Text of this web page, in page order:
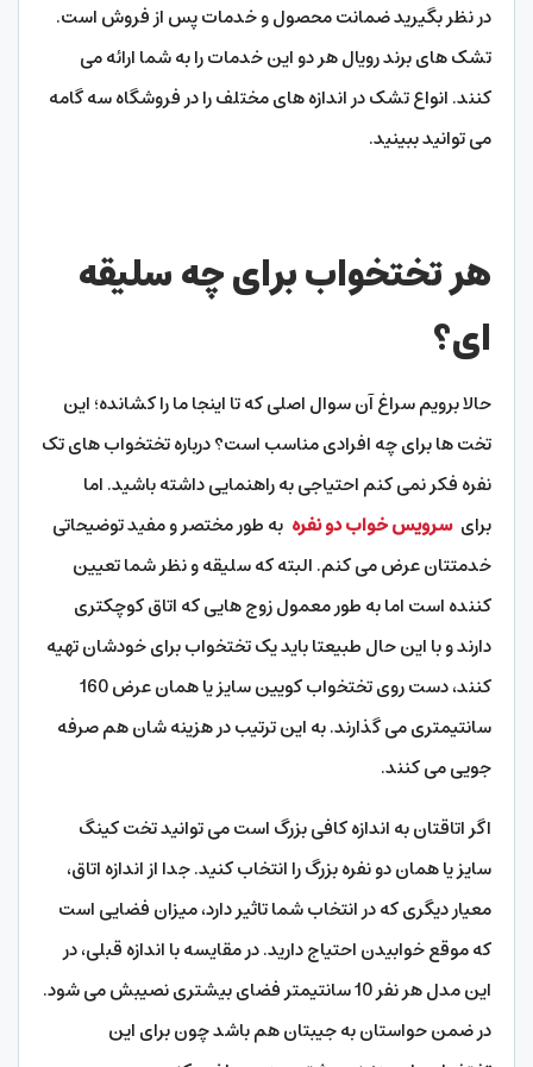
در نظر بگیرید ضمانت محصول و خدمات پس از فروش است.
تشک های برند رویال هر دو این خدمات را به شما ارائه می
کنند. انواع تشک در اندازه های مختلف را در فروشگاه سه گامه
می توانید ببینید.
هر تختخواب برای چه سلیقه
ای؟
حالا برویم سراغ آن سوال اصلی که تا اینجا ما را کشانده؛ این
تخت ها برای چه افرادی مناسب است؟ درباره تختخواب های تک
نفره فکر نمی کنم احتیاجی به راهنمایی داشته باشید. اما
برایسرویس خواب دو نفره به طور مختصر و مفید توضیحاتی
خدمتتان عرض می کنم. البته که سلیقه و نظر شما تعیین
کننده است اما به طور معمول زوج هایی که اتاق کوچکتری
دارند و با این حال طبیعتا باید یک تختخواب برای خودشان تهیه
کنند، دست روی تختخواب کویین سایز یا همان عرض 160
سانتیمتری می گذارند. به این ترتیب در هزینه شان هم صرفه
جویی می کنند.
اگر اتاقتان به اندازه کافی بزرگ است می توانید تخت کینگ
سایز یا همان دو نفره بزرگ را انتخاب کنید. جدا از اندازه اتاق،
معیار دیگری که در انتخاب شما تاثیر دارد، میزان فضایی است
که موقع خوابیدن احتیاج دارید. در مقایسه با اندازه قبلی، در
این مدل هر نفر 10 سانتیمتر فضای بیشتری نصیبش می شود.
در ضمن حواستان به جیبتان هم باشد چون برای این